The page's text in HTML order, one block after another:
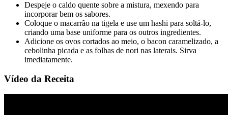
Despeje o caldo quente sobre a mistura, mexendo para
incorporar bem os sabores.
Coloque o macarrão na tigela e use um hashi para soltá-lo,
criando uma base uniforme para os outros ingredientes.
Adicione os ovos cortados ao meio, o bacon caramelizado, a
cebolinha picada e as folhas de nori nas laterais. Sirva
imediatamente.
Vídeo da Receita